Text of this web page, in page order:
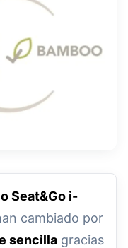
Seat&Go i-
cambiado por
sencilla gracias